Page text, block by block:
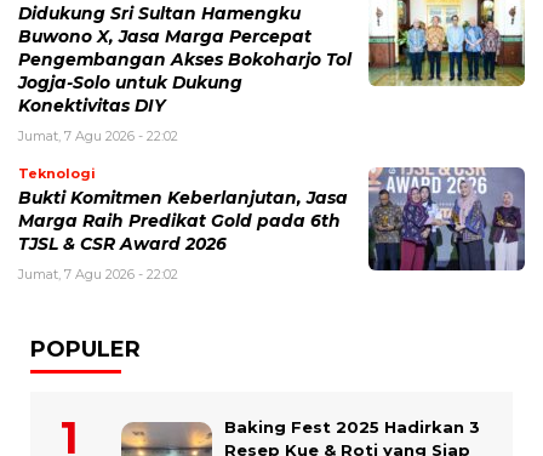
Didukung Sri Sultan Hamengku
Buwono X, Jasa Marga Percepat
Pengembangan Akses Bokoharjo Tol
Jogja-Solo untuk Dukung
Konektivitas DIY
Jumat, 7 Agu 2026 - 22:02
Teknologi
Bukti Komitmen Keberlanjutan, Jasa
Marga Raih Predikat Gold pada 6th
TJSL & CSR Award 2026
Jumat, 7 Agu 2026 - 22:02
POPULER
Baking Fest 2025 Hadirkan 3
Resep Kue & Roti yang Siap